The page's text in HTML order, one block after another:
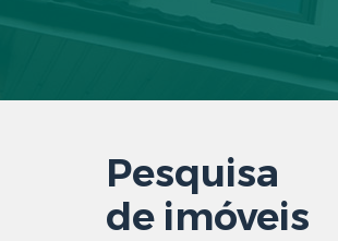
Pesquisa
de imóveis